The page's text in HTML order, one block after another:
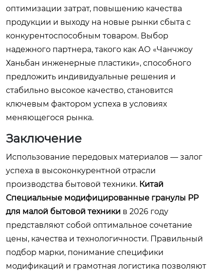
оптимизации затрат, повышению качества
продукции и выходу на новые рынки сбыта с
конкурентоспособным товаром. Выбор
надежного партнера, такого как АО «Чанчжоу
Ханьбан инженерные пластики», способного
предложить индивидуальные решения и
стабильно высокое качество, становится
ключевым фактором успеха в условиях
меняющегося рынка.
Заключение
Использование передовых материалов — залог
успеха в высоконкурентной отрасли
производства бытовой техники. Китай
Специальные модифицированные гранулы PP
для малой бытовой техники в 2026 году
представляют собой оптимальное сочетание
цены, качества и технологичности. Правильный
подбор марки, понимание специфики
модификаций и грамотная логистика позволяют